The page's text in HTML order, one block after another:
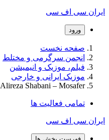
ایران سی اف سی
ورود
صفحه نخست
انجمن سرگرمی و مختلط
فیلم، موزیک و انیمیشن
موزیک ایرانی و خارجی
Alireza Shabani – Mosafer
تمامی فعالیت ها
ایران سی اف سی